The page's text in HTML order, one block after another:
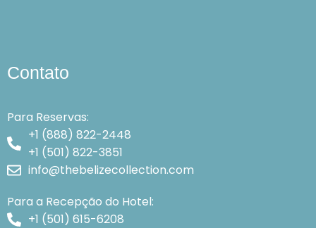
Contato
Para Reservas:
+1 (888) 822-2448
+1 (501) 822-3851
info@thebelizecollection.com
Para a Recepção do Hotel:
+1 (501) 615-6208